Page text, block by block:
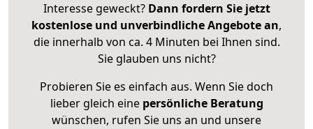
Interesse geweckt? Dann fordern Sie jetzt
kostenlose und unverbindliche Angebote an,
die innerhalb von ca. 4 Minuten bei Ihnen sind.
Sie glauben uns nicht?
Probieren Sie es einfach aus. Wenn Sie doch
lieber gleich eine persönliche Beratung
wünschen, rufen Sie uns an und unsere